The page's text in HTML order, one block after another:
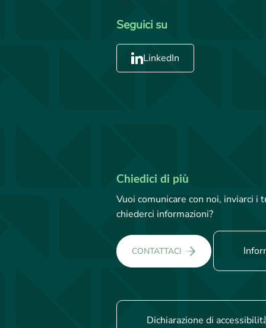
Seguici su
LinkedIn
Chiedici di più
Vuoi comunicare con noi, inviarci
chiederci informazioni?
CONTATTACI
Dichiarazione di